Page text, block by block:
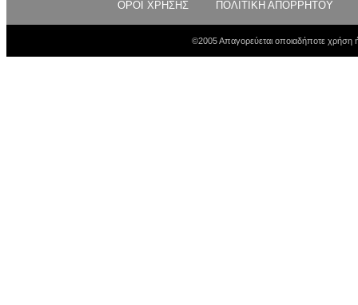
ΟΡΟΙ ΧΡΗΣΗΣ ΠΟΛΙΤΙΚΗ ΑΠΟΡΡΗΤΟΥ
©2005 Απαγορεύεται οποιαδήποτε χρήση